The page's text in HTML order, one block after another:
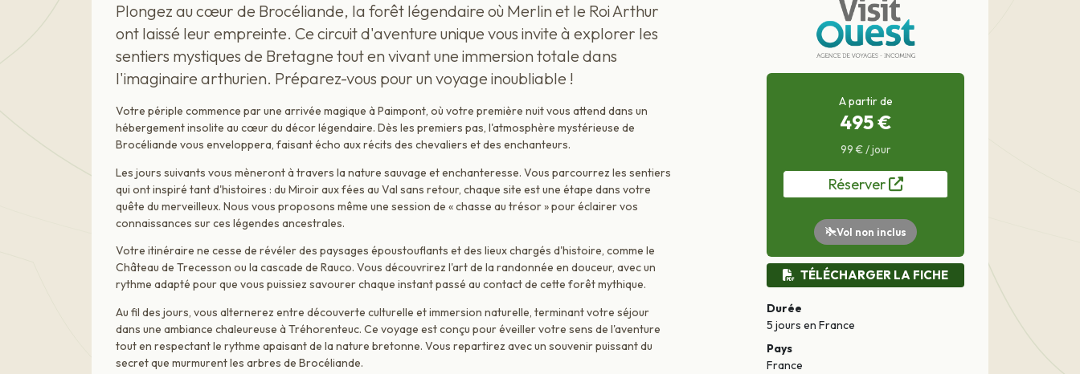
Plongez au cœur de Brocéliande, la forêt légendaire où Merlin et le Roi Arthur
ont laissé leur empreinte. Ce circuit d'aventure unique vous invite à explorer les
sentiers mystiques de Bretagne tout en vivant une immersion totale dans
l'imaginaire arthurien. Préparez-vous pour un voyage inoubliable !
Votre périple commence par une arrivée magique à Paimpont, où votre première nuit vous attend dans un
hébergement insolite au cœur du décor légendaire. Dès les premiers pas, l'atmosphère mystérieuse de
Brocéliande vous enveloppera, faisant écho aux récits des chevaliers et des enchanteurs.
Les jours suivants vous mèneront à travers la nature sauvage et enchanteresse. Vous parcourrez les sentiers
qui ont inspiré tant d'histoires : du Miroir aux fées au Val sans retour, chaque site est une étape dans votre
quête du merveilleux. Nous vous proposons même une session de « chasse au trésor » pour éclairer vos
connaissances sur ces légendes ancestrales.
Votre itinéraire ne cesse de révéler des paysages époustouflants et des lieux chargés d'histoire, comme le
Château de Trecesson ou la cascade de Rauco. Vous découvrirez l'art de la randonnée en douceur, avec un
rythme adapté pour que vous puissiez savourer chaque instant passé au contact de cette forêt mythique.
Au fil des jours, vous alternerez entre découverte culturelle et immersion naturelle, terminant votre séjour
dans une ambiance chaleureuse à Tréhorenteuc. Ce voyage est conçu pour éveiller votre sens de l'aventure
tout en respectant le rythme apaisant de la nature bretonne. Vous repartirez avec un souvenir puissant du
secret que murmurent les arbres de Brocéliande.
A partir de
495 €
99 € / jour
Réserver
Vol non inclus
TÉLÉCHARGER LA FICHE
Durée
5 jours en France
Pays
France